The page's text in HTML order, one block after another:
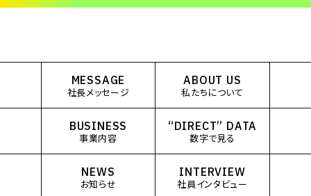
MESSAGE
社長メッセージ
ABOUT US
私たちについて
BUSINESS
事業内容
“DIRECT” DATA
数字で見る
NEWS
お知らせ
INTERVIEW
社員インタビュー